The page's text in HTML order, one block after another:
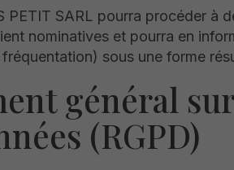
PETIT SARL pourra procéder à
nominatives et pourra en
sous une forme
général
(RGPD)